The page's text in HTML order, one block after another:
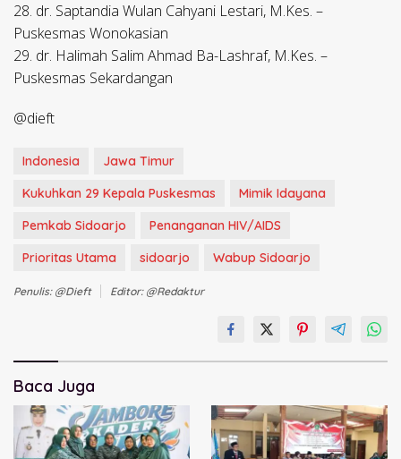
28. dr. Saptandia Wulan Cahyani Lestari, M.Kes. –
Puskesmas Wonokasian
29. dr. Halimah Salim Ahmad Ba-Lashraf, M.Kes. –
Puskesmas Sekardangan
@dieft
Indonesia
Jawa Timur
Kukuhkan 29 Kepala Puskesmas
Mimik Idayana
Pemkab Sidoarjo
Penanganan HIV/AIDS
Prioritas Utama
sidoarjo Wabup Sidoarjo
Penulis: @dieft Editor: @redaktur
Baca Juga